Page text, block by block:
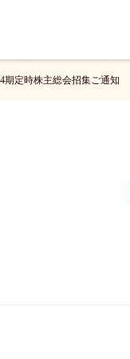
期定時株主総会招集ご通知